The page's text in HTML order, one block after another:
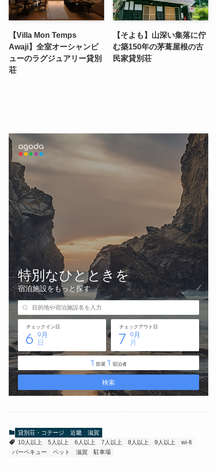
【Villa Mon Temps
Awaji】全室オーシャンビ
ューのラグジュアリー貸別
荘
【そよも】山深い集落に佇
む築150年の茅葺屋根の古
民家貸別荘
貸別荘・コテージ 近畿
滋賀
10人以上
5人以上 6人以上 7人以上 8人以上 9人以上
wi-fi
バーベキュー
ペット 滋賀 駐車場